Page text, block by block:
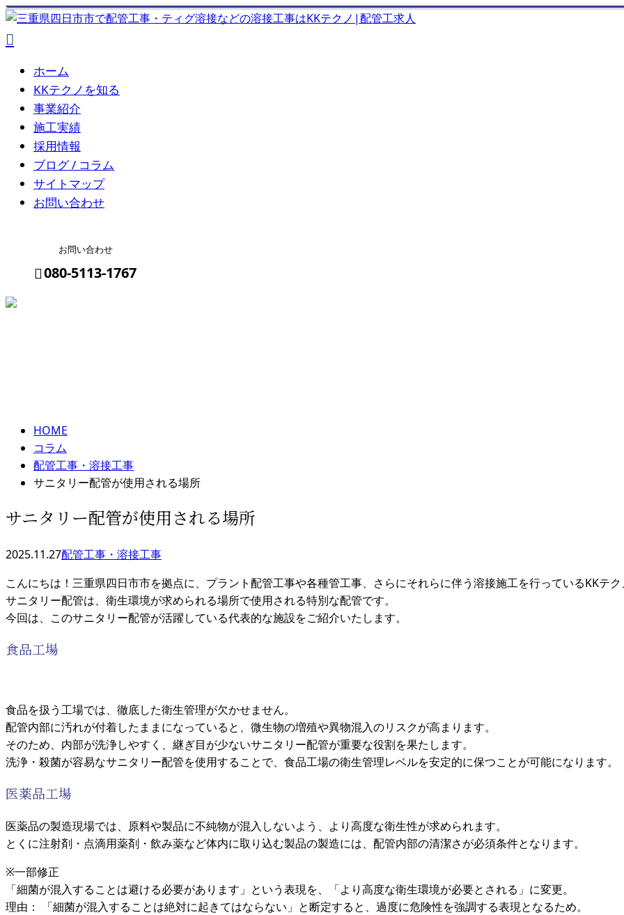
ホーム
KKテクノを知る
事業紹介
施工実績
採用情報
ブログ / コラム
サイトマップ
お問い合わせ
お問い合わせ
080-5113-1767
HOME
コラム
配管工事・溶接工事
サニタリー配管が使用される場所
サニタリー配管が使用される場所
2025.11.27配管工事・溶接工事
こんにちは！三重県四日市市を拠点に、プラント配管工事や各種管工事、さらにそれらに伴う溶接施工を行っているKKテク
サニタリー配管は、衛生環境が求められる場所で使用される特別な配管です。
今回は、このサニタリー配管が活躍している代表的な施設をご紹介いたします。
食品工場
食品を扱う工場では、徹底した衛生管理が欠かせません。
配管内部に汚れが付着したままになっていると、微生物の増殖や異物混入のリスクが高まります。
そのため、内部が洗浄しやすく、継ぎ目が少ないサニタリー配管が重要な役割を果たします。
洗浄・殺菌が容易なサニタリー配管を使用することで、食品工場の衛生管理レベルを安定的に保つことが可能になります。
医薬品工場
医薬品の製造現場では、原料や製品に不純物が混入しないよう、より高度な衛生性が求められます。
とくに注射剤・点滴用薬剤・飲み薬など体内に取り込む製品の製造には、配管内部の清潔さが必須条件となります。
※一部修正
「細菌が混入することは避ける必要があります」という表現を、「より高度な衛生環境が必要とされる」に変更。
理由： 「細菌が混入することは絶対に起きてはならない」と断定すると、過度に危険性を強調する表現となるため。